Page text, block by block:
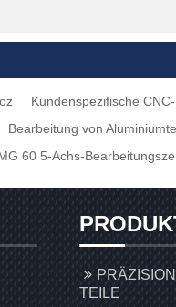
Kundenspezifische
Bearbeitung von
60 5-Achs-
TEILE